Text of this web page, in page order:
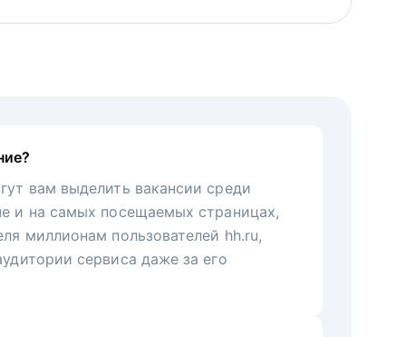
вам выделить вакансии среди
и на самых посещаемых страницах,
миллионам пользователей hh.ru,
сервиса даже за его